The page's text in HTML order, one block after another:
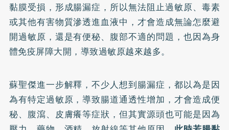
黏膜受損，形成腸漏症，所以無法阻止過敏原、毒素
或其他有害物質滲透進血液中，才會造成無論怎麼避
開過敏原，還是有便秘、腹部不適的問題，也因為身
體免疫屏障大開，導致過敏原越來越多。
蘇聖傑進一步解釋，不少人想到腸漏症，都以為是因
為有特定過敏原，導致腸道通透性增加，才會造成便
秘、腹瀉、皮膚癢等症狀，但其實源頭也可能是因為